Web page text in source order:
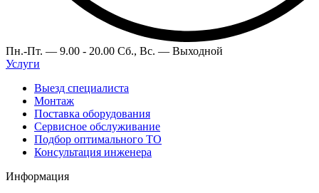
Пн.-Пт. — 9.00 - 20.00 Сб., Вс. — Выходной
Услуги
Выезд специалиста
Монтаж
Поставка оборудования
Сервисное обслуживание
Подбор оптимального ТО
Консультация инженера
Информация